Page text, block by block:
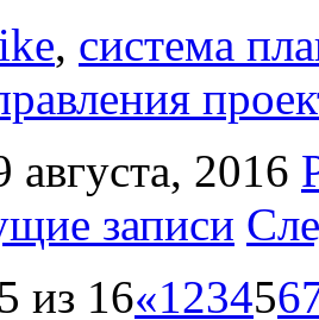
, система
2016
записи
из 16«123456